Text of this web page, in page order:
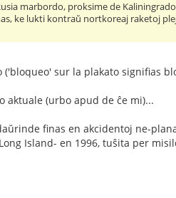
marbordo, proksime de
ke lukti kontraŭ nortkoreaj raketoj
sur la plakato signifias
aktuale (urbo apud de ĉe mi)...
finas en akcidentoj ne-
Island- en 1996, tuŝita per